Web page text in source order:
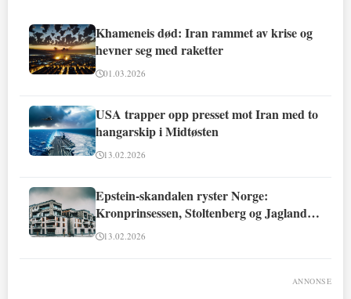
Khameneis død: Iran rammet av krise og
hevner seg med raketter
01.03.2026
USA trapper opp presset mot Iran med to
hangarskip i Midtøsten
13.02.2026
Epstein-skandalen ryster Norge:
Kronprinsessen, Stoltenberg og Jagland
involvert
13.02.2026
ANNONSE